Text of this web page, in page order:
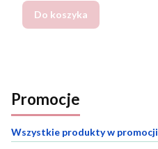
Do koszyka
Promocje
Wszystkie produkty w promocji